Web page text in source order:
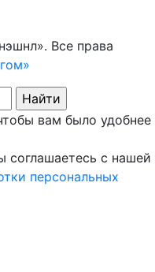
Все права
вам было удобнее
соглашаетесь с нашей
персональных